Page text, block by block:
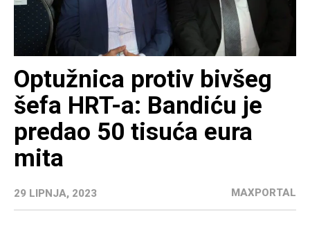
Optužnica protiv bivšeg
šefa HRT-a: Bandiću je
predao 50 tisuća eura
mita
29 LIPNJA, 2023 MAXPORTAL